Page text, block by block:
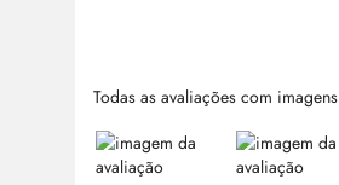
Todas as avaliações com imagens